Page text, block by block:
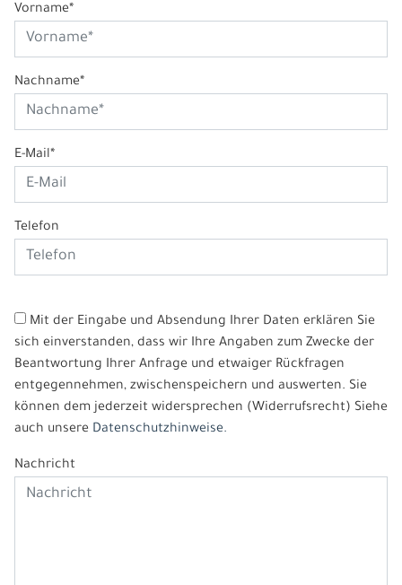
Vorname*
Nachname*
E-Mail*
Telefon
Mit der Eingabe und Absendung Ihrer Daten erklären Sie
sich einverstanden, dass wir Ihre Angaben zum Zwecke der
Beantwortung Ihrer Anfrage und etwaiger Rückfragen
entgegennehmen, zwischenspeichern und auswerten. Sie
können dem jederzeit widersprechen (Widerrufsrecht) Siehe
auch unsere Datenschutzhinweise.
Nachricht